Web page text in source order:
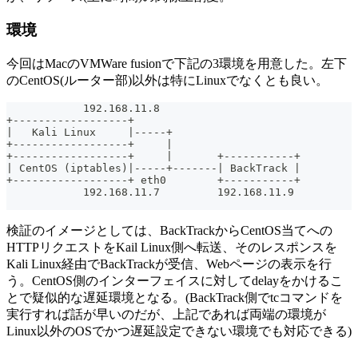
環境
今回はMacのVMWare fusionで下記の3環境を用意した。左下
のCentOS(ルーター部)以外は特にLinuxでなくとも良い。
            192.168.11.8
+------------------+
|   Kali Linux     |-----+
+------------------+     |
+------------------+     |       +-----------+
| CentOS (iptables)|-----+-------| BackTrack |
+------------------+ eth0        +-----------+
            192.168.11.7         192.168.11.9
検証のイメージとしては、BackTrackからCentOS当てへの
HTTPリクエストをKail Linux側へ転送、そのレスポンスを
Kali Linux経由でBackTrackが受信、Webページの表示を行
う。CentOS側のインターフェイスに対してdelayをかけるこ
とで疑似的な遅延環境となる。(BackTrack側でtcコマンドを
実行すれば話が早いのだが、上記であれば両端の環境が
Linux以外のOSでかつ遅延設定できない環境でも対応できる)